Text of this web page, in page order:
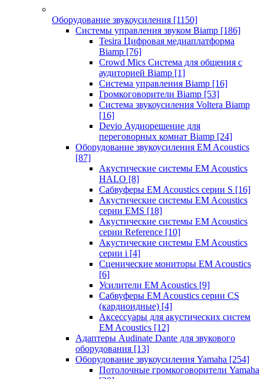
Оборудование звукоусиления [1150]
Системы управления звуком Biamp [186]
Tesira Цифровая медиаплатформа
Biamp [76]
Crowd Mics Система для общения с
аудиторией Biamp [1]
Система управления Biamp [16]
Громкоговорители Biamp [53]
Система звукоусиления Voltera Biamp
[16]
Devio Аудиорешение для
переговорных комнат Biamp [24]
Оборудование звукоусиления EM Acoustics
[87]
Акустические системы EM Acoustics
HALO [8]
Сабвуферы EM Acoustics серии S [16]
Акустические системы EM Acoustics
серии EMS [18]
Акустические системы EM Acoustics
серии Reference [10]
Акустические системы EM Acoustics
серии i [4]
Сценические мониторы EM Acoustics
[6]
Усилители EM Acoustics [9]
Сабвуферы EM Acoustics серии CS
(кардиоидные) [4]
Аксессуары для акустических систем
EM Acoustics [12]
Адаптеры Audinate Dante для звукового
оборудования [13]
Оборудование звукоусиления Yamaha [254]
Потолочные громкоговорители Yamaha